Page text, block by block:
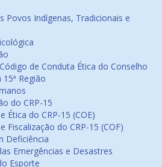
Povos Indígenas, Tradicionais e
de Conduta Ética do Conselho
Região
do CRP-15
Ética do CRP-15 (COE)
Fiscalização do CRP-15 (COF)
Deficiência
Emergências e Desastres
Esporte